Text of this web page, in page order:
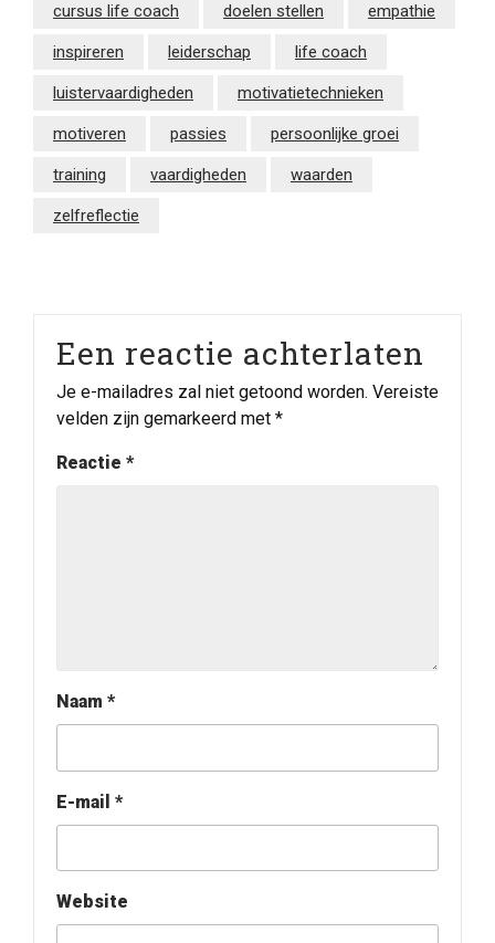
cursus life coach doelen stellen empathie
inspireren leiderschap life coach
luistervaardigheden motivatietechnieken
motiveren passies persoonlijke groei
training vaardigheden waarden
zelfreflectie
Een reactie achterlaten
Je e-mailadres zal niet getoond worden. Vereiste
velden zijn gemarkeerd met *
Reactie *
Naam *
E-mail *
Website